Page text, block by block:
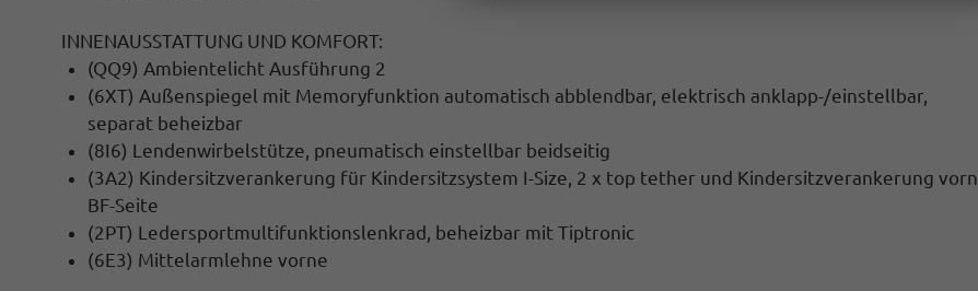
INNENAUSSTATTUNG UND KOMFORT:
(QQ9) Ambientelicht Ausführung 2
(6XT) Außenspiegel mit Memoryfunktion automatisch abblendbar, elektrisch anklapp-/einstellbar,
separat beheizbar
(8I6) Lendenwirbelstütze, pneumatisch einstellbar beidseitig
(3A2) Kindersitzverankerung für Kindersitzsystem I-Size, 2 x top tether und Kindersitzverankerung vorn
BF-Seite
(2PT) Ledersportmultifunktionslenkrad, beheizbar mit Tiptronic
(6E3) Mittelarmlehne vorne